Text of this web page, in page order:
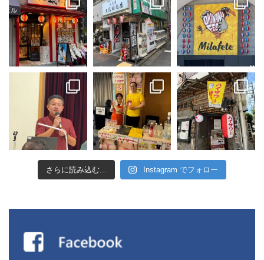
さらに読み込む... Instagram でフォロー